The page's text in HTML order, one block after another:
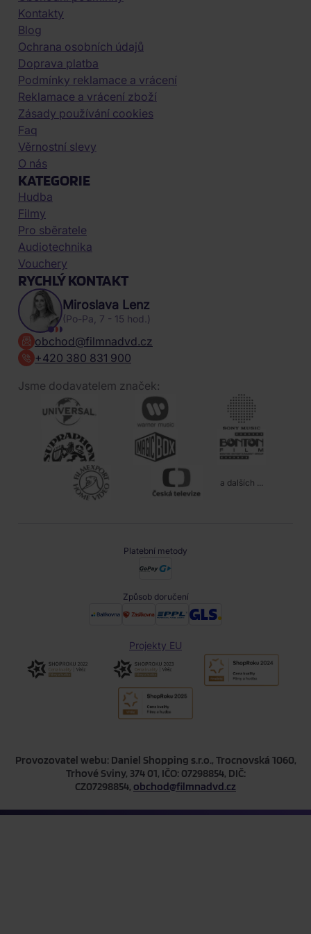
Kontakty
Blog
Ochrana osobních údajů
Doprava platba
Podmínky reklamace a vrácení
Reklamace a vrácení zboží
Zásady používání cookies
Faq
Věrnostní slevy
O nás
KATEGORIE
Hudba
Filmy
Pro sběratele
Audiotechnika
Vouchery
RYCHLÝ KONTAKT
Miroslava Lenz
(Po-Pa, 7 - 15 hod.)
obchod@filmnadvd.cz
+420 380 831 900
Jsme dodavatelem značek:
a dalších ...
Platební metody
Způsob doručení
Projekty EU
Provozovatel webu: Daniel Shopping s.r.o., Trocnovská 1060,
Trhové Sviny, 374 01, IČO: 07298854, DIČ:
CZ07298854, obchod@filmnadvd.cz